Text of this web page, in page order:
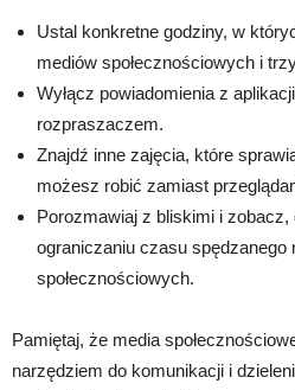
Ustal konkretne godziny, w
mediów społecznościowych i
Wyłącz powiadomienia z
rozpraszaczem.
Znajdź inne zajęcia, które
możesz robić zamiast
Porozmawiaj z bliskimi i
ograniczaniu czasu spędzanego
społecznościowych.
Pamiętaj, że media
narzędziem do komunikacji i